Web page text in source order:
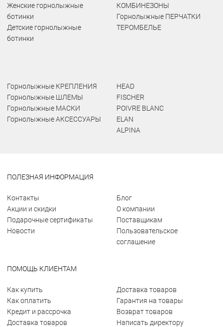
Женские горнолыжные
ботинки
Детские горнолыжные
ботинки
КОМБИНЕЗОНЫ
Горнолыжные ПЕРЧАТКИ
ТЕРОМБЕЛЬЕ
Горнолыжные КРЕПЛЕНИЯ
Горнолыжные ШЛЕМЫ
Горнолыжные МАСКИ
Горнолыжные АКСЕССУАРЫ
HEAD
FISCHER
POIVRE BLANC
ELAN
ALPINA
ПОЛЕЗНАЯ ИНФОРМАЦИЯ
Контакты
Акции и скидки
Подарочные сертификаты
Новости
Блог
О компании
Поставщикам
Пользовательское
соглашение
ПОМОЩЬ КЛИЕНТАМ
Как купить
Как оплатить
Кредит и рассрочка
Доставка товаров
Доставка товаров
Гарантия на товары
Возврат товаров
Написать директору